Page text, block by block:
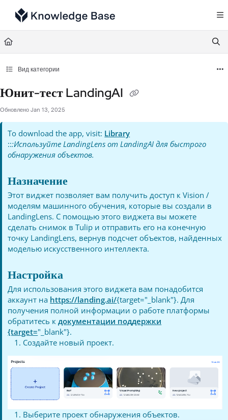
Documentation Index
Fetch the complete documentation index at:
Use this file to discover all available pages before exploring further.
Вид категории
Юнит-тест LandingAI
Обновлено Jan 13, 2025
To download the app, visit: Library
:::Используйте LandingLens от LandingAI для быстрого
обнаружения объектов.
Назначение
Этот виджет позволяет вам получить доступ к Vision /
моделям машинного обучения, которые вы создали в
LandingLens. С помощью этого виджета вы можете
сделать снимок в Tulip и отправить его на конечную
точку LandingLens, вернув подсчет объектов, найденных
моделью искусственного интеллекта.
Настройка
Для использования этого виджета вам понадобится
аккаунт на https://landing.ai/{target="_blank"}. Для
получения полной информации о работе платформы
обратитесь кдокументации поддержки
{target="_blank"}.
Создайте новый проект.
Выберите проект обнаружения объектов.